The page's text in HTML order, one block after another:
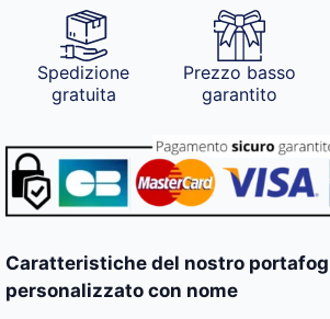
Spedizione
gratuita
Prezzo basso
garantito
Caratteristiche del nostro
personalizzato con nome